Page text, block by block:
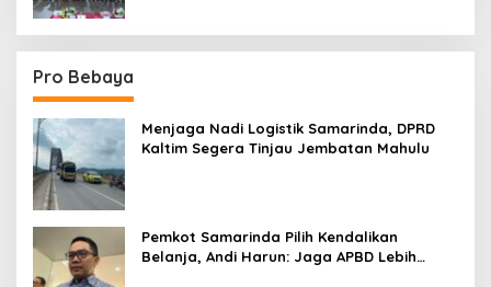
Pro Bebaya
Menjaga Nadi Logistik Samarinda, DPRD
Kaltim Segera Tinjau Jembatan Mahulu
Pemkot Samarinda Pilih Kendalikan
Belanja, Andi Harun: Jaga APBD Lebih